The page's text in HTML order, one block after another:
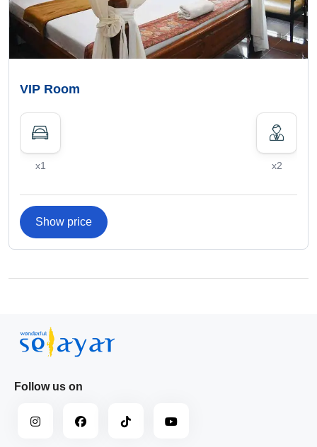
VIP Room
x1 x2
Show price
Follow us on